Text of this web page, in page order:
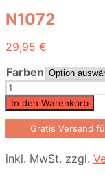
N1072
29,95 €
Farben
N1072
Menge
In den Warenkorb
Gratis Versand
inkl. MwSt. zzgl.